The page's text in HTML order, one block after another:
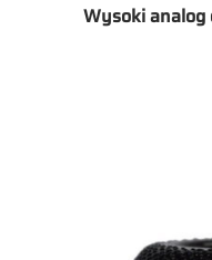
Wysoki analog